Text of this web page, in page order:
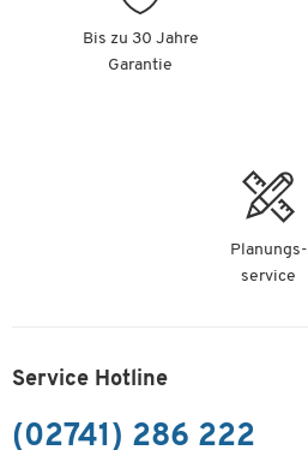
Bis zu 30 Jahre
Garantie
Planungs-
service
Service Hotline
(02741) 286 222